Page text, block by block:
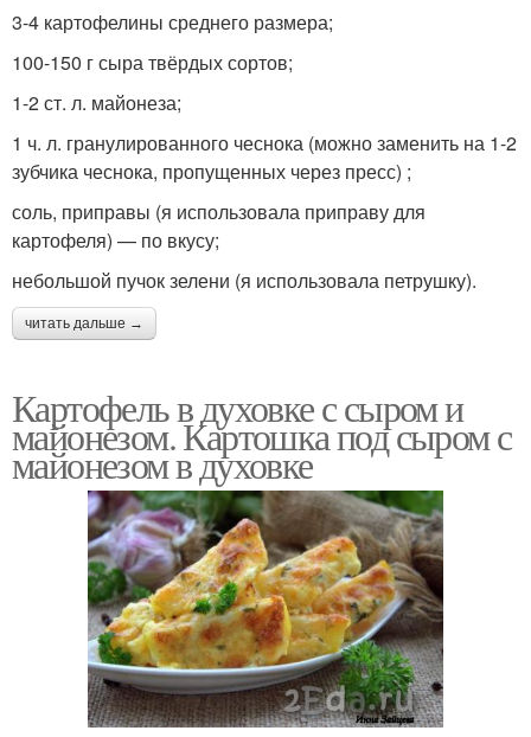
3-4 картофелины среднего размера;
100-150 г сыра твёрдых сортов;
1-2 ст. л. майонеза;
1 ч. л. гранулированного чеснока (можно заменить на 1-2
зубчика чеснока, пропущенных через пресс) ;
соль, приправы (я использовала приправу для
картофеля) — по вкусу;
небольшой пучок зелени (я использовала петрушку).
читать дальше →
Картофель в духовке с сыром и
майонезом. Картошка под сыром с
майонезом в духовке